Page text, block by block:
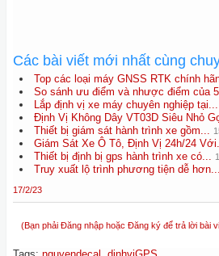
Các bài viết mới nhất cùng
Top các loại máy GNSS RTK chính
So sánh ưu điểm và nhược điểm của
Lắp định vị xe máy chuyên nghiệp tại...
Định Vị Không Dây VT03D Siêu Nhỏ
Thiết bị giám sát hành trình xe gồm...
Giám Sát Xe Ô Tô, Định Vị 24h/24
Thiết bị định bị gps hành trình xe có...
Truy xuất lộ trình phương tiện dễ hơn...
17/2/23
(Bạn phải Đăng nhập hoặc Đăng ký để trả lời bài